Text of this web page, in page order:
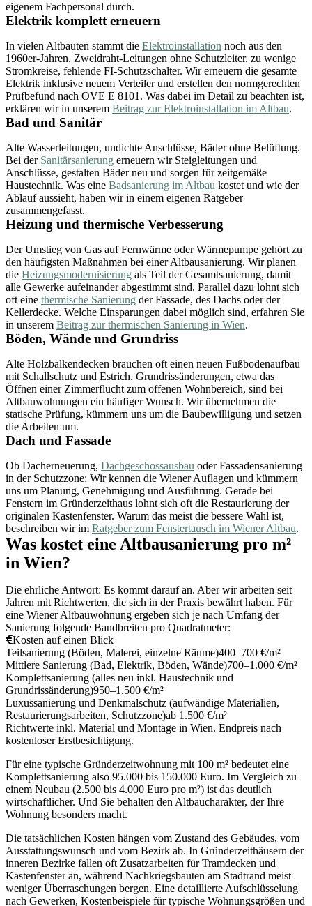
eigenem Fachpersonal durch.
Elektrik komplett erneuern
In vielen Altbauten stammt die Elektroinstallation noch aus den
1960er-Jahren. Zweidraht-Leitungen ohne Schutzleiter, zu wenige
Stromkreise, fehlende FI-Schutzschalter. Wir erneuern die gesamte
Elektrik inklusive neuem Verteiler und erstellen den normgerechten
Prüfbefund nach OVE E 8101. Was dabei im Detail zu beachten ist,
erklären wir in unserem Beitrag zur Elektroinstallation im Altbau.
Bad und Sanitär
Alte Wasserleitungen, undichte Anschlüsse, Bäder ohne Belüftung.
Bei der Sanitärsanierung erneuern wir Steigleitungen und
Anschlüsse, gestalten Bäder neu und sorgen für zeitgemäße
Haustechnik. Was eine Badsanierung im Altbau kostet und wie der
Ablauf aussieht, haben wir in einem eigenen Ratgeber
zusammengefasst.
Heizung und thermische Verbesserung
Der Umstieg von Gas auf Fernwärme oder Wärmepumpe gehört zu
den häufigsten Maßnahmen bei einer Altbausanierung. Wir planen
die Heizungsmodernisierung als Teil der Gesamtsanierung, damit
alle Gewerke aufeinander abgestimmt sind. Parallel dazu lohnt sich
oft eine thermische Sanierung der Fassade, des Dachs oder der
Kellerdecke. Welche Einsparungen dabei möglich sind, erfahren Sie
in unserem Beitrag zur thermischen Sanierung in Wien.
Böden, Wände und Grundriss
Alte Holzbalkendecken brauchen oft einen neuen Fußbodenaufbau
mit Schallschutz und Estrich. Grundrissänderungen, etwa das
Öffnen einer Zimmerflucht zum offenen Wohnbereich, sind bei
Altbauwohnungen ein häufiger Wunsch. Wir übernehmen die
statische Prüfung, kümmern uns um die Baubewilligung und setzen
die Arbeiten um.
Dach und Fassade
Ob Dacherneuerung, Dachgeschossausbau oder Fassadensanierung
in der Schutzzone: Wir kennen die Wiener Auflagen und kümmern
uns um Planung, Genehmigung und Ausführung. Gerade bei
Fenstern im Gründerzeithaus lohnt sich oft die Restaurierung der
originalen Kastenfenster. Warum das meist die bessere Wahl ist,
beschreiben wir im Ratgeber zum Fenstertausch im Wiener Altbau.
Was kostet eine Altbausanierung pro m²
in Wien?
Die ehrliche Antwort: Es kommt darauf an. Aber wir arbeiten seit
Jahren mit Richtwerten, die sich in der Praxis bewährt haben. Für
eine Wiener Altbauwohnung ergeben sich je nach Umfang der
Sanierung folgende Bandbreiten pro Quadratmeter:
Kosten auf einen Blick
Teilsanierung (Böden, Malerei, einzelne Räume)400–700 €/m²
Mittlere Sanierung (Bad, Elektrik, Böden, Wände)700–1.000 €/m²
Komplettsanierung (alles neu inkl. Haustechnik und
Grundrissänderung)950–1.500 €/m²
Luxussanierung und Denkmalschutz (aufwändige Materialien,
Restaurierungsarbeiten, Schutzzone)ab 1.500 €/m²
Richtwerte inkl. Material und Montage in Wien. Endpreis nach
kostenloser Erstbesichtigung.
Für eine typische Gründerzeitwohnung mit 100 m² bedeutet eine
Komplettsanierung also 95.000 bis 150.000 Euro. Im Vergleich zu
einem Neubau (2.500 bis 4.000 Euro pro m²) ist das deutlich
wirtschaftlicher. Und Sie behalten den Altbaucharakter, der Ihre
Wohnung besonders macht.
Die tatsächlichen Kosten hängen vom Zustand des Gebäudes, vom
Ausstattungswunsch und vom Bezirk ab. In Gründerzeithäusern der
inneren Bezirke fallen oft Zusatzarbeiten für Tramdecken und
Kastenfenster an, während Nachkriegsbauten am Stadtrand meist
weniger Überraschungen bergen. Eine detaillierte Aufschlüsselung
nach Gewerken, Kostenbeispiele für typische Wohnungsgrößen und